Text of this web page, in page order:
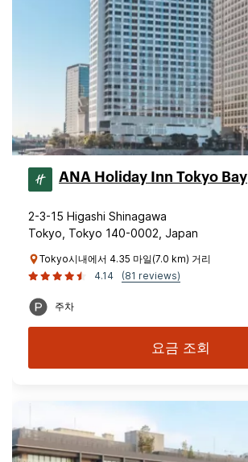
ANA Holiday Inn Tokyo Bay
2-3-15 Higashi Shinagawa
Tokyo, Tokyo 140-0002, Japan
Tokyo시내에서 4.35 마일(7.0 km) 거리
4.14
(81 reviews)
주차
요금 조회